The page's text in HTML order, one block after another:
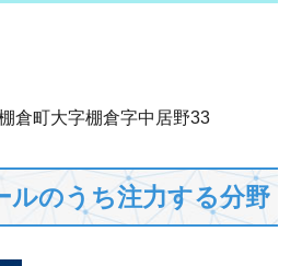
倉町大字棚倉字中居野33
ルのうち注力する分野